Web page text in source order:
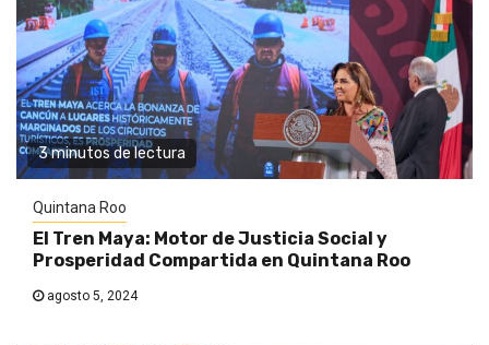
3 minutos de lectura
Quintana Roo
El Tren Maya: Motor de Justicia Social y
Prosperidad Compartida en Quintana Roo
agosto 5, 2024